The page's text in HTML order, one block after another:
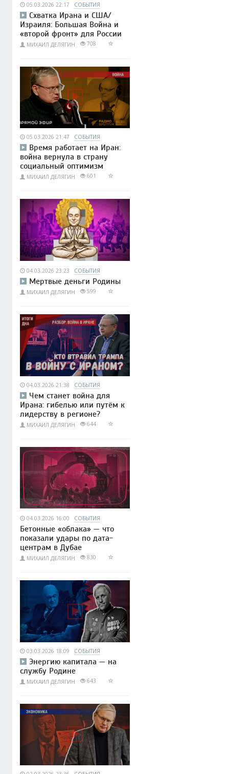
05.03.2026 22:17 СОБЫТИЯ
Схватка Ирана и США/
Израиля: Большая Война и
«второй фронт» для России
МИХАИЛ ДЕЛЯГИН 708
05.03.2026 21:47 СОБЫТИЯ
Время работает на Иран:
война вернула в страну
социальный оптимизм
МИХАИЛ ДЕЛЯГИН 601
04.03.2026 23:23 СОБЫТИЯ
Мертвые деньги Родины
МИХАИЛ ДЕЛЯГИН 599
04.03.2026 21:38 СОБЫТИЯ
Чем станет война для
Ирана: гибелью или путём к
лидерству в регионе?
МИХАИЛ ДЕЛЯГИН 644
04.03.2026 16:00 СОБЫТИЯ
Бетонные «облака» — что
показали удары по дата-
центрам в Дубае
МИХАИЛ ДЕЛЯГИН 830
03.03.2026 18:09 СОБЫТИЯ
Энергию капитала — на
службу Родине
МИХАИЛ ДЕЛЯГИН 643